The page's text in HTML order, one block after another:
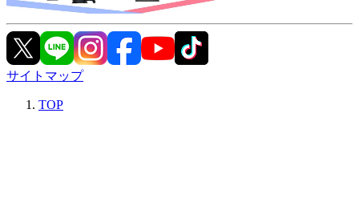
サイトマップ
TOP